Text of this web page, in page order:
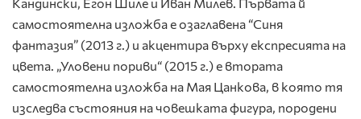
самостоятелна изложба е озаглавена “Синя
фантазия” (2013 г.) и акцентира върху експресията на
цвета. „Уловени пориви“ (2015 г.) е втората
самостоятелна изложба на Мая Цанкова, в която тя
изследва състояния на човешката фигура, породени